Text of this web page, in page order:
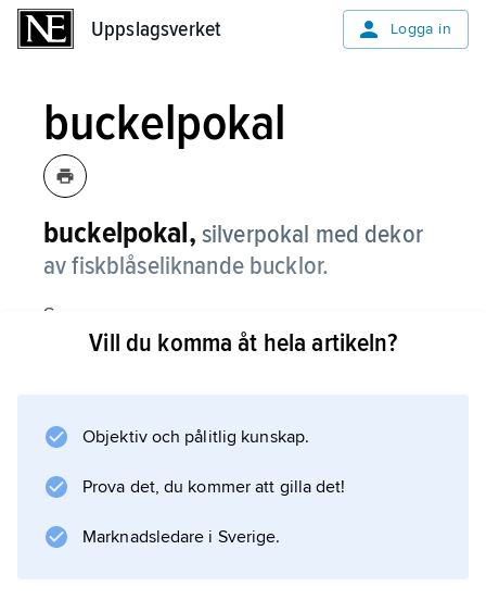
Uppslagsverket Logga in
buckelpokal
buckelpokal, silverpokal med dekor
av fiskblåseliknande bucklor.
Se
pokal
Information om artikeln
Vill du komma åt hela artikeln?
Objektiv och pålitlig kunskap.
Prova det, du kommer att gilla det!
Marknadsledare i Sverige.